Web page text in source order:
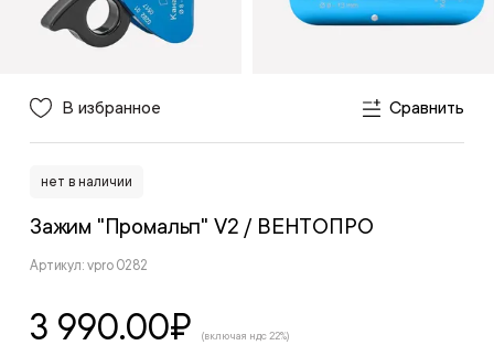
В избранное Сравнить
нет в наличии
Зажим "Промальп" V2 / ВЕНТОПРО
Артикул: vpro 0282
3 990.00₽ (включая ндс 22%)